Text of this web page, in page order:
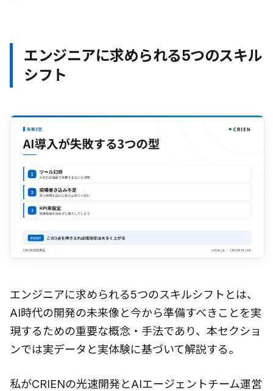
エンジニアに求められる5つのスキル
シフト
エンジニアに求められる5つのスキルシフトとは、
AI時代の開発の未来像と今から準備すべきことを実
現するための重要な概念・手法であり、本セクショ
ンでは実データと実体験に基づいて解説する。
私がCRIENの光速開発とAIエージェントチーム運営